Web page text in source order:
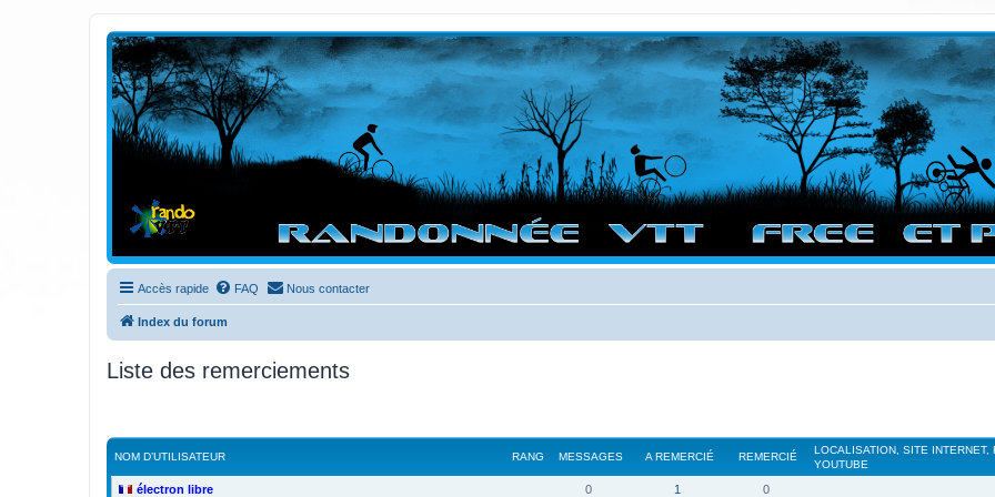
Randovttfree.fr
Bienvenue sur le site des randos vtt et pédestre de Bretagne . Bonne navigation sur le site et bonnes randos dans l'Ouest !
Accès rapide FAQ Nous contacter
Index du forum
Liste des remerciements
RANG
NOM D’UTILISATEUR MESSAGES A REMERCIÉ REMERCIÉ
LOCALISATION, SITE
YOUTUBE
électron libre 0 1 0